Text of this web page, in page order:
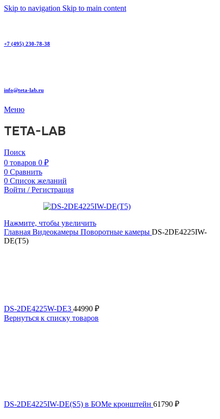
Skip to navigation Skip to main content
+7 (495) 230-78-38
info@teta-lab.ru
Меню
TETA-LAB
Поиск
0 товаров 0 ₽
0 Сравнить
0 Список желаний
Войти / Регистрация
Нажмите, чтобы увеличить
Главная Видеокамеры Поворотные камеры DS-2DE4225IW-
DE(T5)
DS-2DE4225W-DE3 44990 ₽
Вернуться к списку товаров
DS-2DE4225IW-DE(S5) в БОМе кронштейн 61790 ₽